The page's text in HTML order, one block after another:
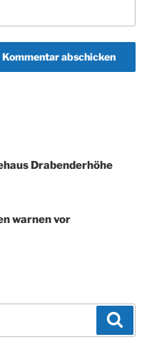
Drabenderhöhe
warnen vor